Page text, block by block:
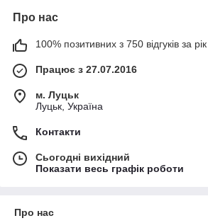
Про нас
100% позитивних з 750 відгуків за рік
Працює з 27.07.2016
м. Луцьк
Луцьк, Україна
Контакти
Сьогодні вихідний
Показати весь графік роботи
Про нас